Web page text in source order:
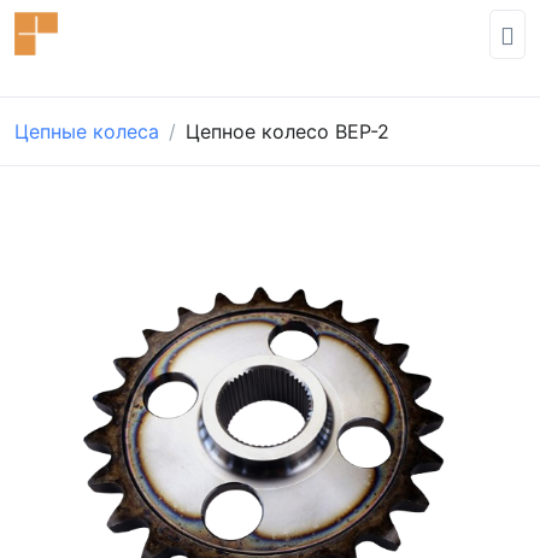
Цепные колеса Цепное колесо BEP-2